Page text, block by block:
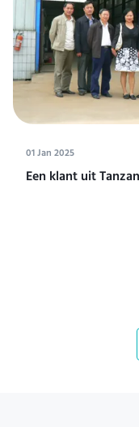
01 Jan 2025
Een klant uit